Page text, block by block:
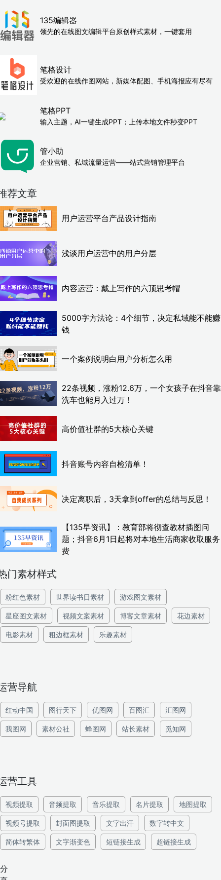
135编辑器
领先的在线图文编辑平台原创样式素材，一键套用
笔格设计
受欢迎的在线作图网站，新媒体配图、手机海报应有尽有
笔格PPT
输入主题，AI一键生成PPT；上传本地文件秒变PPT
管小助
企业营销、私域流量运营——站式营销管理平台
荐文章
用户运营平台产品设计指南
浅谈用户运营中的用户分层
内容运营：戴上写作的六顶思考帽
5000字方法论：4个细节，决定私域能不能赚
钱
一个案例说明白用户分析怎么用
22条视频，涨粉12.6万，一个女孩子在抖音靠
洗车也能月入过万！
高价值社群的5大核心关键
抖音账号内容自检清单！
决定离职后，3天拿到offer的总结与反思！
【135早资讯】：教育部将彻查教材插图问
题；抖音6月1日起将对本地生活商家收取服务
费
门素材样式
粉红色素材 世界读书日素材 游戏图文素材
星座图文素材 视频文案素材 博客文章素材 花边素材
电影素材 粗边框素材 乐趣素材
营导航
红动中国 图行天下 优图网 百图汇 汇图网
我图网 素材公社 蜂图网 站长素材 觅知网
营工具
视频提取 音频提取 音乐提取 名片提取 地图提取
视频号提取 封面图提取 文字出汗 数字转中文
简体转繁体 文字渐变色 短链接生成 超链接生成
分